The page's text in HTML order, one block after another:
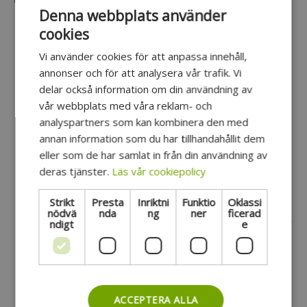
Höga 90 graders vinklade kanter möjliggör fullt
utnyttjande av bagageutrymmet.
Den nedre kanten förhindrar att smuts och skräp
hamnar på fel ställen.
Användbar och praktisk stövelbricka som är lätt
att rengöra.
Speciellt gjord för att passa perfekt i
bagageutrymmet på bilen.
Tillverkad i en design som förhindrar läckage av
vätska och smuts.
Tillverkad av de bästa och renaste materialen på
marknaden, inklusive Rubbasol.
Denna webbplats använder
cookies
Vi använder cookies för att anpassa innehåll,
annonser och för att analysera vår trafik. Vi
delar också information om din användning av
vår webbplats med våra reklam- och
analyspartners som kan kombinera den med
annan information som du har tillhandahållit dem
eller som de har samlat in från din användning av
deras tjänster. Läs vår cookiepolicy
Strikt
nödvä
ndigt
Presta
nda
Inriktni
ng
Funktio
ner
Oklassi
ficerad
e
ACCEPTERA ALLA